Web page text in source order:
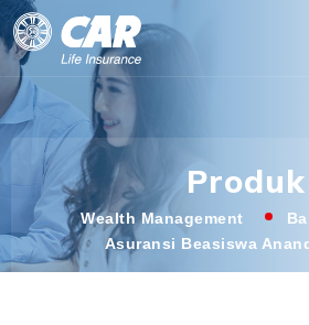
Produk
Wealth Management
Asuransi Beasiswa